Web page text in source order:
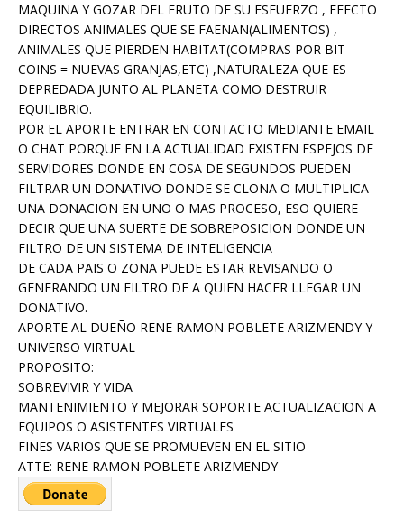
MAQUINA Y GOZAR DEL FRUTO DE SU ESFUERZO , EFECTO
DIRECTOS ANIMALES QUE SE FAENAN(ALIMENTOS) ,
ANIMALES QUE PIERDEN HABITAT(COMPRAS POR BIT
COINS = NUEVAS GRANJAS,ETC) ,NATURALEZA QUE ES
DEPREDADA JUNTO AL PLANETA COMO DESTRUIR
EQUILIBRIO.
POR EL APORTE ENTRAR EN CONTACTO MEDIANTE EMAIL
O CHAT PORQUE EN LA ACTUALIDAD EXISTEN ESPEJOS DE
SERVIDORES DONDE EN COSA DE SEGUNDOS PUEDEN
FILTRAR UN DONATIVO DONDE SE CLONA O MULTIPLICA
UNA DONACION EN UNO O MAS PROCESO, ESO QUIERE
DECIR QUE UNA SUERTE DE SOBREPOSICION DONDE UN
FILTRO DE UN SISTEMA DE INTELIGENCIA
DE CADA PAIS O ZONA PUEDE ESTAR REVISANDO O
GENERANDO UN FILTRO DE A QUIEN HACER LLEGAR UN
DONATIVO.
APORTE AL DUEÑO RENE RAMON POBLETE ARIZMENDY Y
UNIVERSO VIRTUAL
PROPOSITO:
SOBREVIVIR Y VIDA
MANTENIMIENTO Y MEJORAR SOPORTE ACTUALIZACION A
EQUIPOS O ASISTENTES VIRTUALES
FINES VARIOS QUE SE PROMUEVEN EN EL SITIO
ATTE: RENE RAMON POBLETE ARIZMENDY